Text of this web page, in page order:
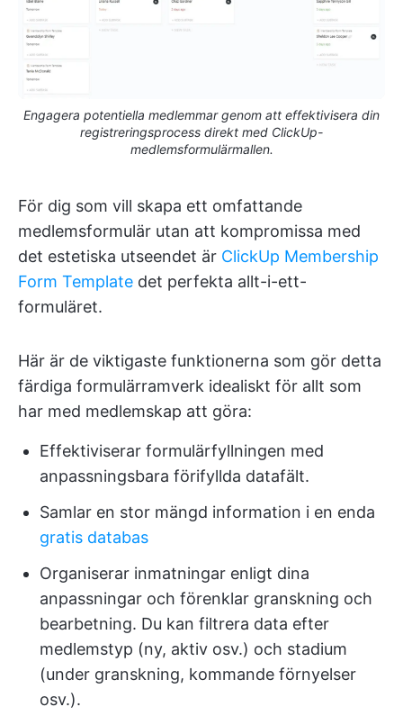
Engagera potentiella medlemmar genom att effektivisera din
registreringsprocess direkt med ClickUp-
medlemsformulärmallen.
För dig som vill skapa ett omfattande
medlemsformulär utan att kompromissa med
det estetiska utseendet är ClickUp Membership
Form Template det perfekta allt-i-ett-
formuläret.
Här är de viktigaste funktionerna som gör detta
färdiga formulärramverk idealiskt för allt som
har med medlemskap att göra:
Effektiviserar formulärfyllningen med
anpassningsbara förifyllda datafält.
Samlar en stor mängd information i en enda
gratis databas
Organiserar inmatningar enligt dina
anpassningar och förenklar granskning och
bearbetning. Du kan filtrera data efter
medlemstyp (ny, aktiv osv.) och stadium
(under granskning, kommande förnyelser
osv.).